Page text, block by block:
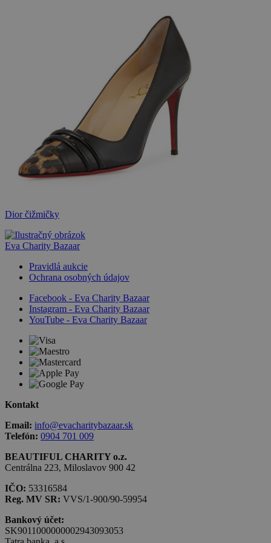
Dior čižmičky
Eva Charity Bazaar
Pravidlá aukcie
Ochrana osobných údajov
Facebook - Eva Charity Bazaar
Instagram - Eva Charity Bazaar
YouTube - Eva Charity Bazaar
Kontakt
Email: info@evacharitybazaar.sk
Telefón: 0904 701 009
BEAUTIFUL CHARITY o.z.
Centrálna 223, Miloslavov 900 42
IČO: 53316584
Reg. MV SR: VVS/1-900/90-59954
Bankový účet:
SK9011000000002943093053